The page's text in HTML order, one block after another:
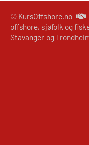
© KursOffshore.no
offshore, sjøfolk og
Stavanger og